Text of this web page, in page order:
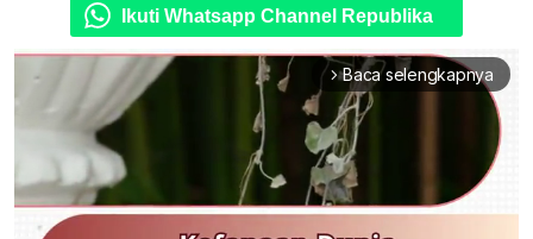
Ikuti Whatsapp Channel Republika
arrow_forward_ios Baca selengkapnya